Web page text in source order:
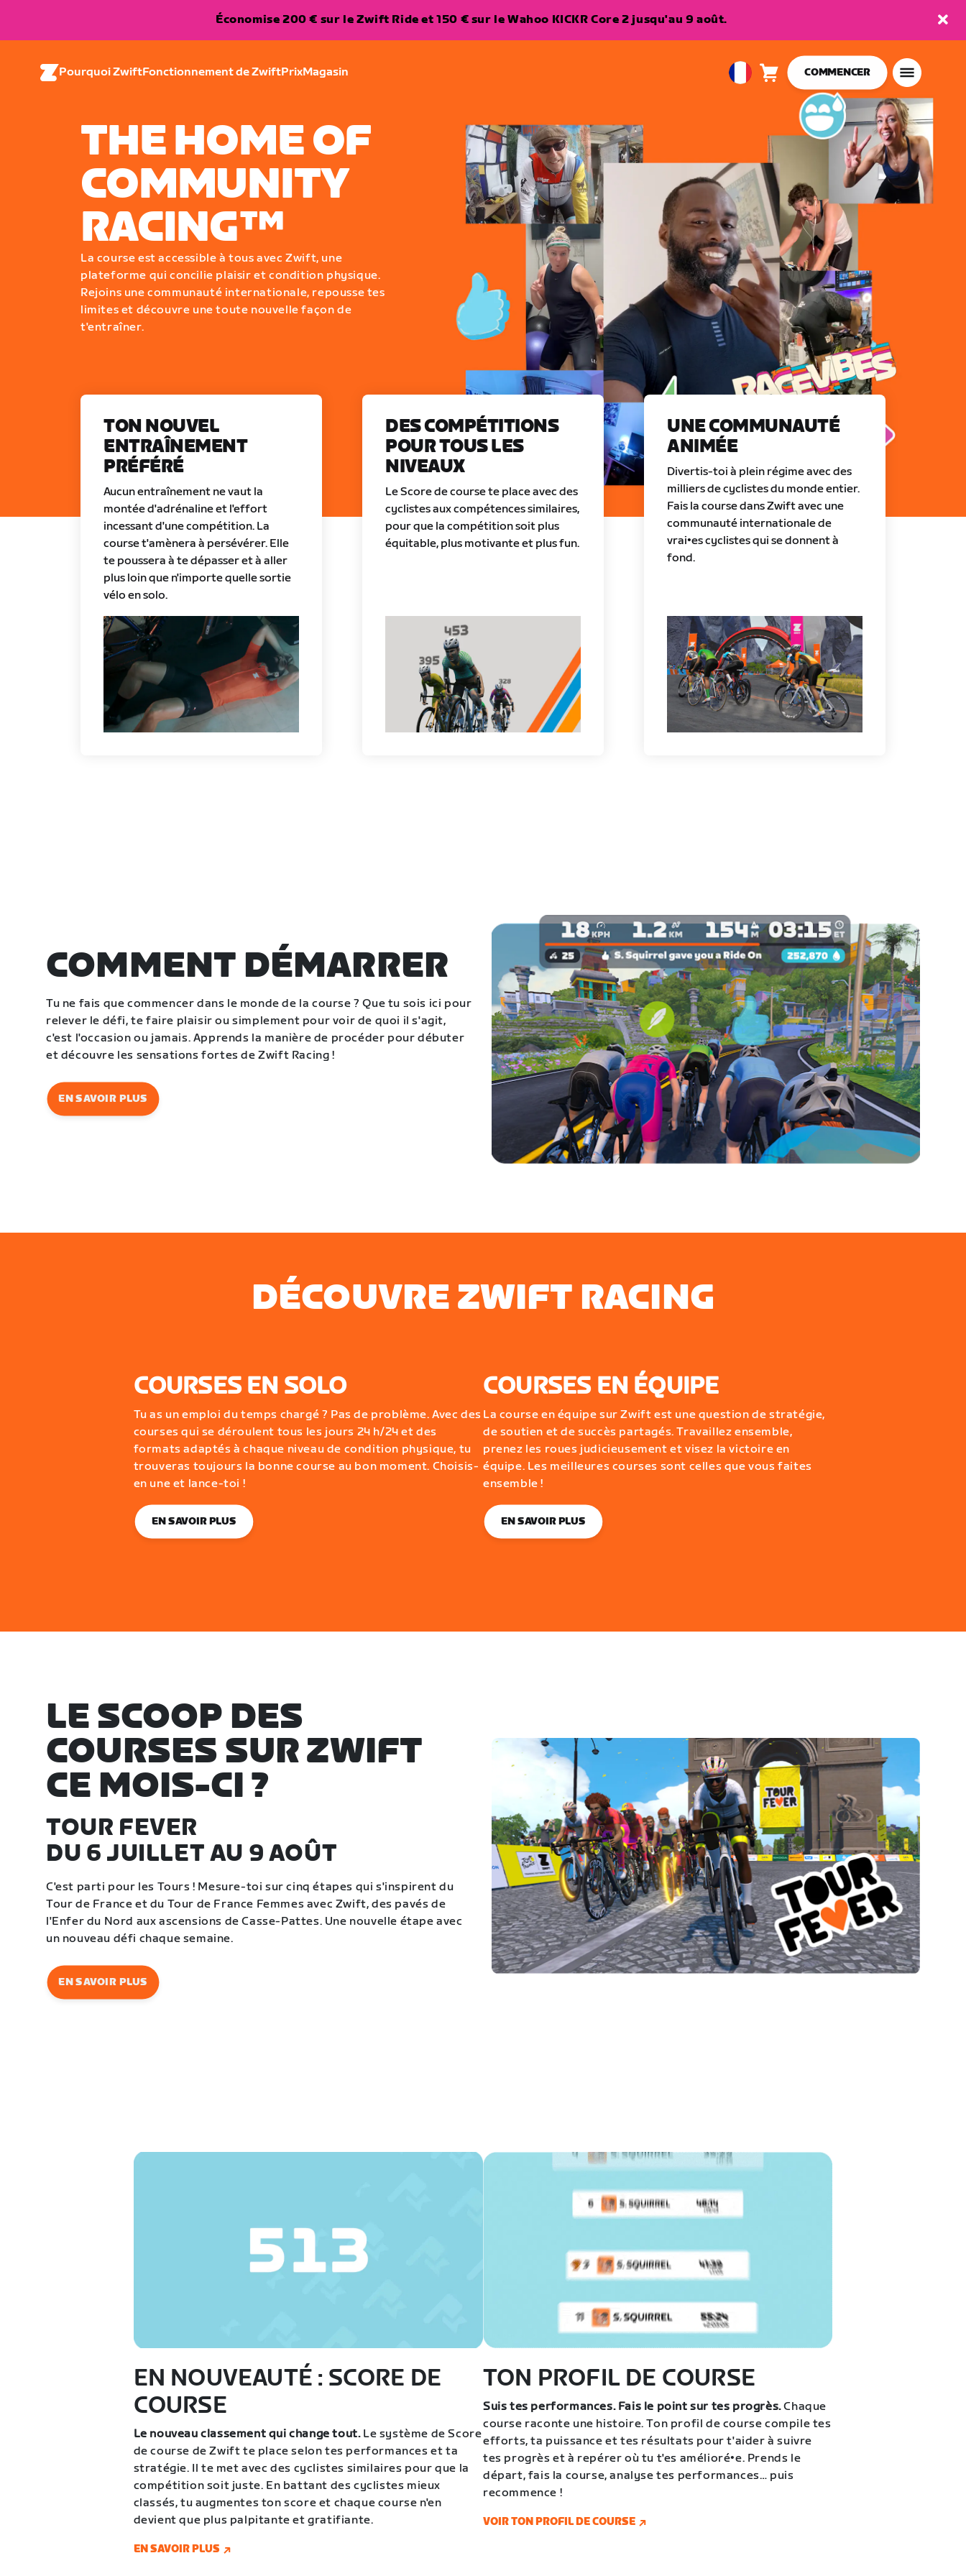
Économise 200 € sur le Zwift Ride et 150 € sur le Wahoo KICKR Core 2 jusqu'au 9 août.
Pourquoi ZwiftFonctionnement de ZwiftPrixMagasin
EuropeanPanier 0
COMMENCER
THE HOME OF
COMMUNITY
RACING™
La course est accessible à tous avec Zwift, une
plateforme qui concilie plaisir et condition physique.
Rejoins une communauté internationale, repousse tes
limites et découvre une toute nouvelle façon de
t'entraîner.
TON NOUVEL
ENTRAÎNEMENT
PRÉFÉRÉ
Aucun entraînement ne vaut la
montée d'adrénaline et l'effort
incessant d'une compétition. La
course t'amènera à persévérer. Elle
te poussera à te dépasser et à aller
plus loin que n'importe quelle sortie
vélo en solo.
DES COMPÉTITIONS
POUR TOUS LES
NIVEAUX
Le Score de course te place avec des
cyclistes aux compétences similaires,
pour que la compétition soit plus
équitable, plus motivante et plus fun.
UNE COMMUNAUTÉ
ANIMÉE
Divertis-toi à plein régime avec des
milliers de cyclistes du monde entier.
Fais la course dans Zwift avec une
communauté internationale de
vrai•es cyclistes qui se donnent à
fond.
COMMENT DÉMARRER
Tu ne fais que commencer dans le monde de la course ? Que tu sois ici pour
relever le défi, te faire plaisir ou simplement pour voir de quoi il s'agit,
c'est l'occasion ou jamais. Apprends la manière de procéder pour débuter
et découvre les sensations fortes de Zwift Racing !
EN SAVOIR PLUS
DÉCOUVRE ZWIFT RACING
COURSES EN SOLO
Tu as un emploi du temps chargé ? Pas de problème. Avec des
courses qui se déroulent tous les jours 24 h/24 et des
formats adaptés à chaque niveau de condition physique, tu
trouveras toujours la bonne course au bon moment. Choisis-
en une et lance-toi !
EN SAVOIR PLUS
COURSES EN ÉQUIPE
La course en équipe sur Zwift est une question de stratégie,
de soutien et de succès partagés. Travaillez ensemble,
prenez les roues judicieusement et visez la victoire en
équipe. Les meilleures courses sont celles que vous faites
ensemble !
EN SAVOIR PLUS
LE SCOOP DES
COURSES SUR ZWIFT
CE MOIS-CI ?
TOUR FEVER
DU 6 JUILLET AU 9 AOÛT
C'est parti pour les Tours ! Mesure-toi sur cinq étapes qui s'inspirent du
Tour de France et du Tour de France Femmes avec Zwift, des pavés de
l'Enfer du Nord aux ascensions de Casse-Pattes. Une nouvelle étape avec
un nouveau défi chaque semaine.
EN SAVOIR PLUS
EN NOUVEAUTÉ : SCORE DE
COURSE
Le nouveau classement qui change tout.Le système de Score
de course de Zwift te place selon tes performances et ta
stratégie. Il te met avec des cyclistes similaires pour que la
compétition soit juste. En battant des cyclistes mieux
classés, tu augmentes ton score et chaque course n'en
devient que plus palpitante et gratifiante.
EN SAVOIR PLUS
TON PROFIL DE COURSE
Suis tes performances. Fais le point sur tes progrès.Chaque
course raconte une histoire. Ton profil de course compile tes
efforts, ta puissance et tes résultats pour t'aider à suivre
tes progrès et à repérer où tu t'es amélioré•e. Prends le
départ, fais la course, analyse tes performances… puis
recommence !
VOIR TON PROFIL DE COURSE